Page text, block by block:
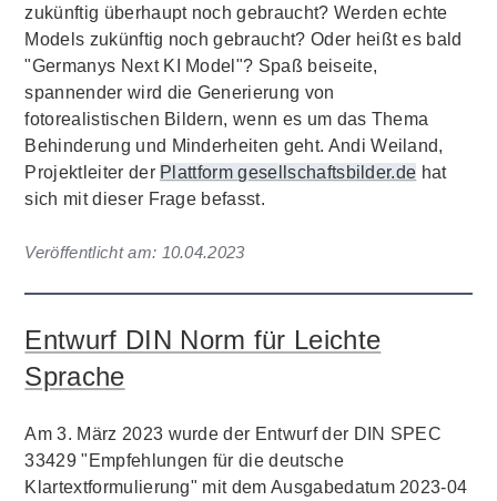
zukünftig überhaupt noch gebraucht? Werden echte
Models zukünftig noch gebraucht? Oder heißt es bald
"Germanys Next KI Model"? Spaß beiseite,
spannender wird die Generierung von
fotorealistischen Bildern, wenn es um das Thema
Behinderung und Minderheiten geht. Andi Weiland,
Projektleiter der Plattform gesellschaftsbilder.de hat
sich mit dieser Frage befasst.
Veröffentlicht am: 10.04.2023
Entwurf DIN Norm für Leichte
Sprache
Am 3. März 2023 wurde der Entwurf der DIN SPEC
33429 "Empfehlungen für die deutsche
Klartextformulierung" mit dem Ausgabedatum 2023-04